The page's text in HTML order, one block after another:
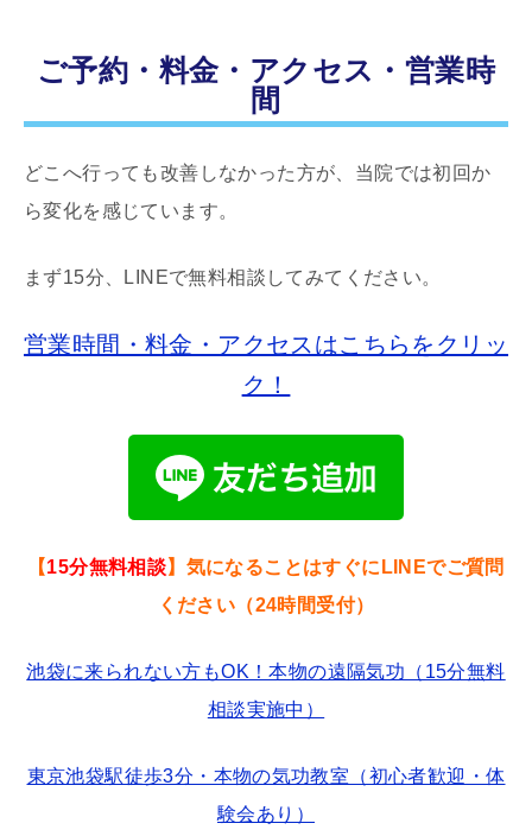
ご予約・料金・アクセス・営業時
間
どこへ行っても改善しなかった方が、当院では初回か
ら変化を感じています。
まず15分、LINEで無料相談してみてください。
営業時間・料金・アクセスはこちらをクリッ
ク！
【15分無料相談】気になることはすぐにLINEでご質問
ください（24時間受付）
池袋に来られない方もOK！本物の遠隔気功（15分無料
相談実施中）
東京池袋駅徒歩3分・本物の気功教室（初心者歓迎・体
験会あり）